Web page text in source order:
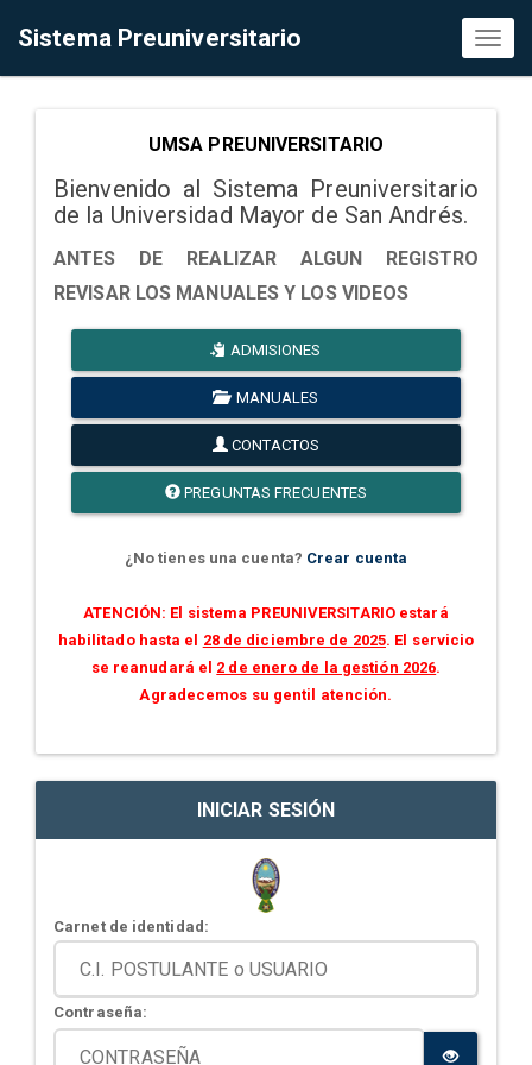
Sistema Preuniversitario
UMSA PREUNIVERSITARIO
Bienvenido al Sistema Preuniversitario
de la Universidad Mayor de San Andrés.
ANTES DE REALIZAR ALGUN REGISTRO
REVISAR LOS MANUALES Y LOS VIDEOS
ADMISIONES
MANUALES
CONTACTOS
PREGUNTAS FRECUENTES
¿No tienes una cuenta? Crear cuenta
ATENCIÓN: El sistema PREUNIVERSITARIO estará
habilitado hasta el 28 de diciembre de 2025. El servicio
se reanudará el 2 de enero de la gestión 2026.
Agradecemos su gentil atención.
INICIAR SESIÓN
Carnet de identidad:
Contraseña: